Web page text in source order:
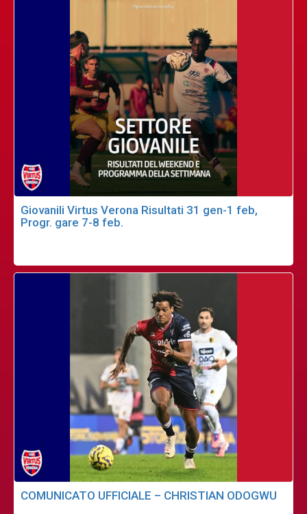
Giovanili Virtus Verona Risultati 31 gen-1 feb,
Progr. gare 7-8 feb.
COMUNICATO UFFICIALE – CHRISTIAN ODOGWU